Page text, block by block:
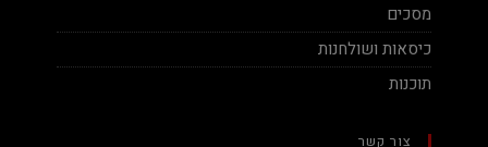
מסכים
כיסאות ושולחנות
תוכנות
צור קשר